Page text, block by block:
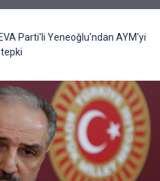
Parti'li Yeneoğlu'ndan AYM'yi